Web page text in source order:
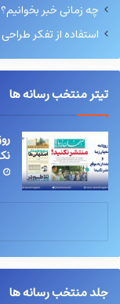
چه زمانی خبر
استفاده از تفکر
تیتر منتخب رسانه ها
جلد منتخب رسانه ها